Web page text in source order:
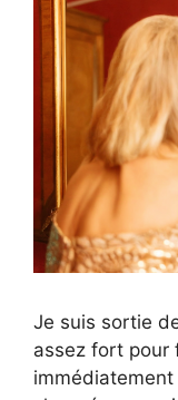
Je suis sortie
assez fort pour